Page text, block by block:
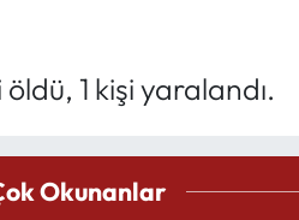
1 kişi yaralandı.
Okunanlar